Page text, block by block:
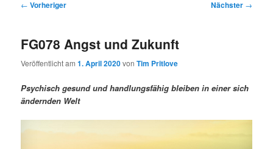
r
m
ä
e
u
n
B
t
a
s
n
a
v
← Vorheriger Nächster →
FG078 Angst und Zukunft
Veröffentlicht am1. April 2020vonTim Pritlove
Psychisch gesund und handlungsfähig bleiben in einer sich
ändernden Welt